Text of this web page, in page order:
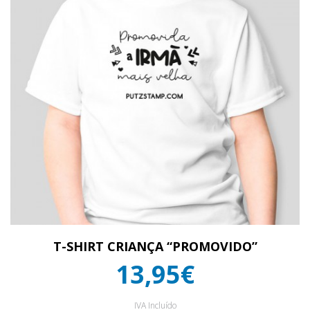
T-SHIRT CRIANÇA “PROMOVIDO”
13,95€
IVA Incluído